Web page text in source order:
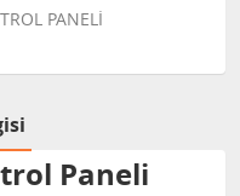
PANELİ
Paneli